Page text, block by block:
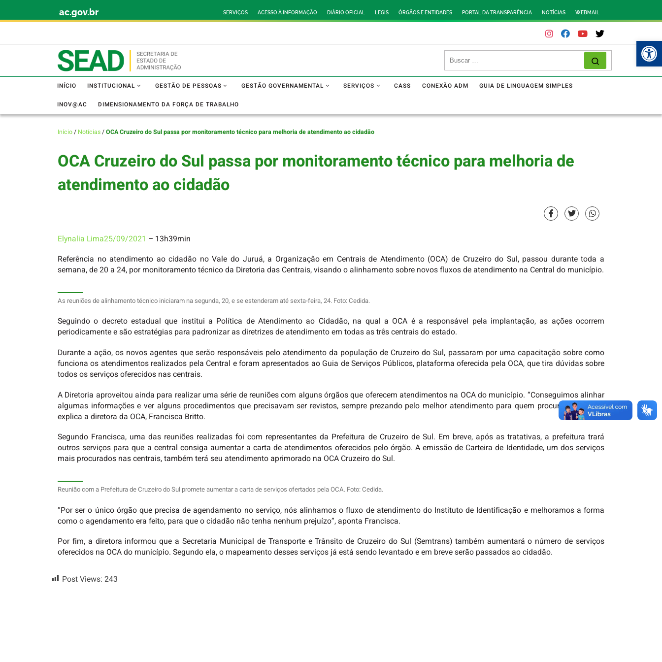
ac.gov.br SERVIÇOS ACESSO À INFORMAÇÃO DIÁRIO OFICIAL LEGIS ÓRGÃOS E ENTIDADES PORTAL DA TRANSPARÊNCIA NOTÍCIAS WEBMAIL
INÍCIO INSTITUCIONAL GESTÃO DE PESSOAS GESTÃO GOVERNAMENTAL SERVIÇOS CASS CONEXÃO ADM GUIA DE LINGUAGEM SIMPLES
INOV@AC DIMENSIONAMENTO DA FORÇA DE TRABALHO
Início/ Notícias/OCA Cruzeiro do Sul passa por monitoramento técnico para melhoria de atendimento ao cidadão
OCA Cruzeiro do Sul passa por monitoramento técnico para melhoria de
atendimento ao cidadão
Elynalia Lima25/09/2021 – 13h39min
Referência no atendimento ao cidadão no Vale do Juruá, a Organização em Centrais de Atendimento (OCA) de Cruzeiro do Sul, passou durante toda a
semana, de 20 a 24, por monitoramento técnico da Diretoria das Centrais, visando o alinhamento sobre novos fluxos de atendimento na Central do município.
As reuniões de alinhamento técnico iniciaram na segunda, 20, e se estenderam até sexta-feira, 24. Foto: Cedida.
Seguindo o decreto estadual que institui a Política de Atendimento ao Cidadão, na qual a OCA é a responsável pela implantação, as ações ocorrem
periodicamente e são estratégias para padronizar as diretrizes de atendimento em todas as três centrais do estado.
Durante a ação, os novos agentes que serão responsáveis pelo atendimento da população de Cruzeiro do Sul, passaram por uma capacitação sobre como
funciona os atendimentos realizados pela Central e foram apresentados ao Guia de Serviços Públicos, plataforma oferecida pela OCA, que tira dúvidas sobre
todos os serviços oferecidos nas centrais.
A Diretoria aproveitou ainda para realizar uma série de reuniões com alguns órgãos que oferecem atendimentos na OCA do município. “Conseguimos alinhar
algumas informações e ver alguns procedimentos que precisavam ser revistos, sempre prezando pelo melhor atendimento para quem procurar a central”,
explica a diretora da OCA, Francisca Britto.
Segundo Francisca, uma das reuniões realizadas foi com representantes da Prefeitura de Cruzeiro de Sul. Em breve, após as tratativas, a prefeitura trará
outros serviços para que a central consiga aumentar a carta de atendimentos oferecidos pelo órgão. A emissão de Carteira de Identidade, um dos serviços
mais procurados nas centrais, também terá seu atendimento aprimorado na OCA Cruzeiro do Sul.
Reunião com a Prefeitura de Cruzeiro do Sul promete aumentar a carta de serviços ofertados pela OCA. Foto: Cedida.
“Por ser o único órgão que precisa de agendamento no serviço, nós alinhamos o fluxo de atendimento do Instituto de Identificação e melhoramos a forma
como o agendamento era feito, para que o cidadão não tenha nenhum prejuízo”, aponta Francisca.
Por fim, a diretora informou que a Secretaria Municipal de Transporte e Trânsito de Cruzeiro do Sul (Semtrans) também aumentará o número de serviços
oferecidos na OCA do município. Segundo ela, o mapeamento desses serviços já está sendo levantado e em breve serão passados ao cidadão.
Post Views: 243